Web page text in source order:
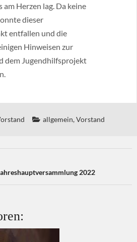
Herzen lag. Da keine
dieser
entfallen und die
Hinweisen zur
dem Jugendhilfsprojekt
allgemein,Vorstand
2022